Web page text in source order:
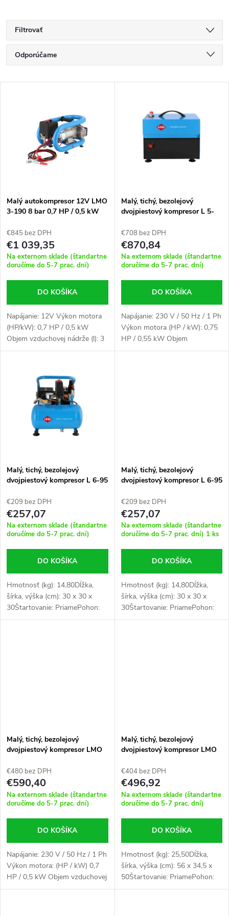
Filtrovať
R
a
e
p
r
o
d
u
Odporúčame
Najpredávanejšie
Abecedne
s
p
r
o
d
u
k
Malý autokompresor 12V LMO
3-190 8 bar 0,7 HP / 0,5 kW
dvojpiestový
€845 bez DPH
€1 039,35
Na externom sklade (štandartne
doručíme do 5-7 prac. dní)
DO KOŠÍKA
Napájanie: 12V Výkon motora
(HP/kW): 0,7 HP / 0,5 kW
Objem vzduchovej nádrže (l): 3
Rozmery (cm): 45 x 25 x 26
Malý, tichý, bezolejový
dvojpiestový kompresor L 5-
85 l / min 5 l
€708 bez DPH
€870,84
Na externom sklade (štandartne
doručíme do 5-7 prac. dní)
DO KOŠÍKA
Napájanie: 230 V / 50 Hz / 1 Ph
Výkon motora (HP / kW): 0,75
HP / 0,55 kW Objem
vzduchovej nádrže (l): 5
Malý, tichý, bezolejový
dvojpiestový kompresor L 6-95
min 5 l
€209 bez DPH
€257,07
Na externom sklade (štandartne
doručíme do 5-7 prac. dní)
DO KOŠÍKA
Hmotnosť (kg): 14,80Dĺžka,
šírka, výška (cm): 30 x 30 x
30Štartovanie: PriamePohon:
1:1 priamy pohonPočet piestov:
Malý, tichý, bezolejový
dvojpiestový kompresor L 6-95
min 5 l
€209 bez DPH
€257,07
Na externom sklade (štandartne
doručíme do 5-7 prac. dní) 1 ks
DO KOŠÍKA
Hmotnosť (kg): 14,80Dĺžka,
šírka, výška (cm): 30 x 30 x
30Štartovanie: PriamePohon:
1:1 priamy pohonPočet piestov:
Malý, tichý, bezolejový
dvojpiestový kompresor LMO
168 l / min 3 l
€480 bez DPH
€590,40
Na externom sklade (štandartne
doručíme do 5-7 prac. dní)
DO KOŠÍKA
Napájanie: 230 V / 50 Hz / 1 Ph
Výkon motora: (HP / kW) 0,7
HP / 0,5 kW Objem vzduchovej
nádrže (l): 3 Rozmery (cm): 45 x
Malý, tichý, bezolejový
dvojpiestový kompresor LMO
136 l / min 4 l
€404 bez DPH
€496,92
Na externom sklade (štandartne
doručíme do 5-7 prac. dní)
DO KOŠÍKA
Hmotnosť (kg): 25,50Dĺžka,
šírka, výška (cm): 56 x 34,5 x
50Štartovanie: PriamePohon:
1:1 priamy pohonPočet piestov: